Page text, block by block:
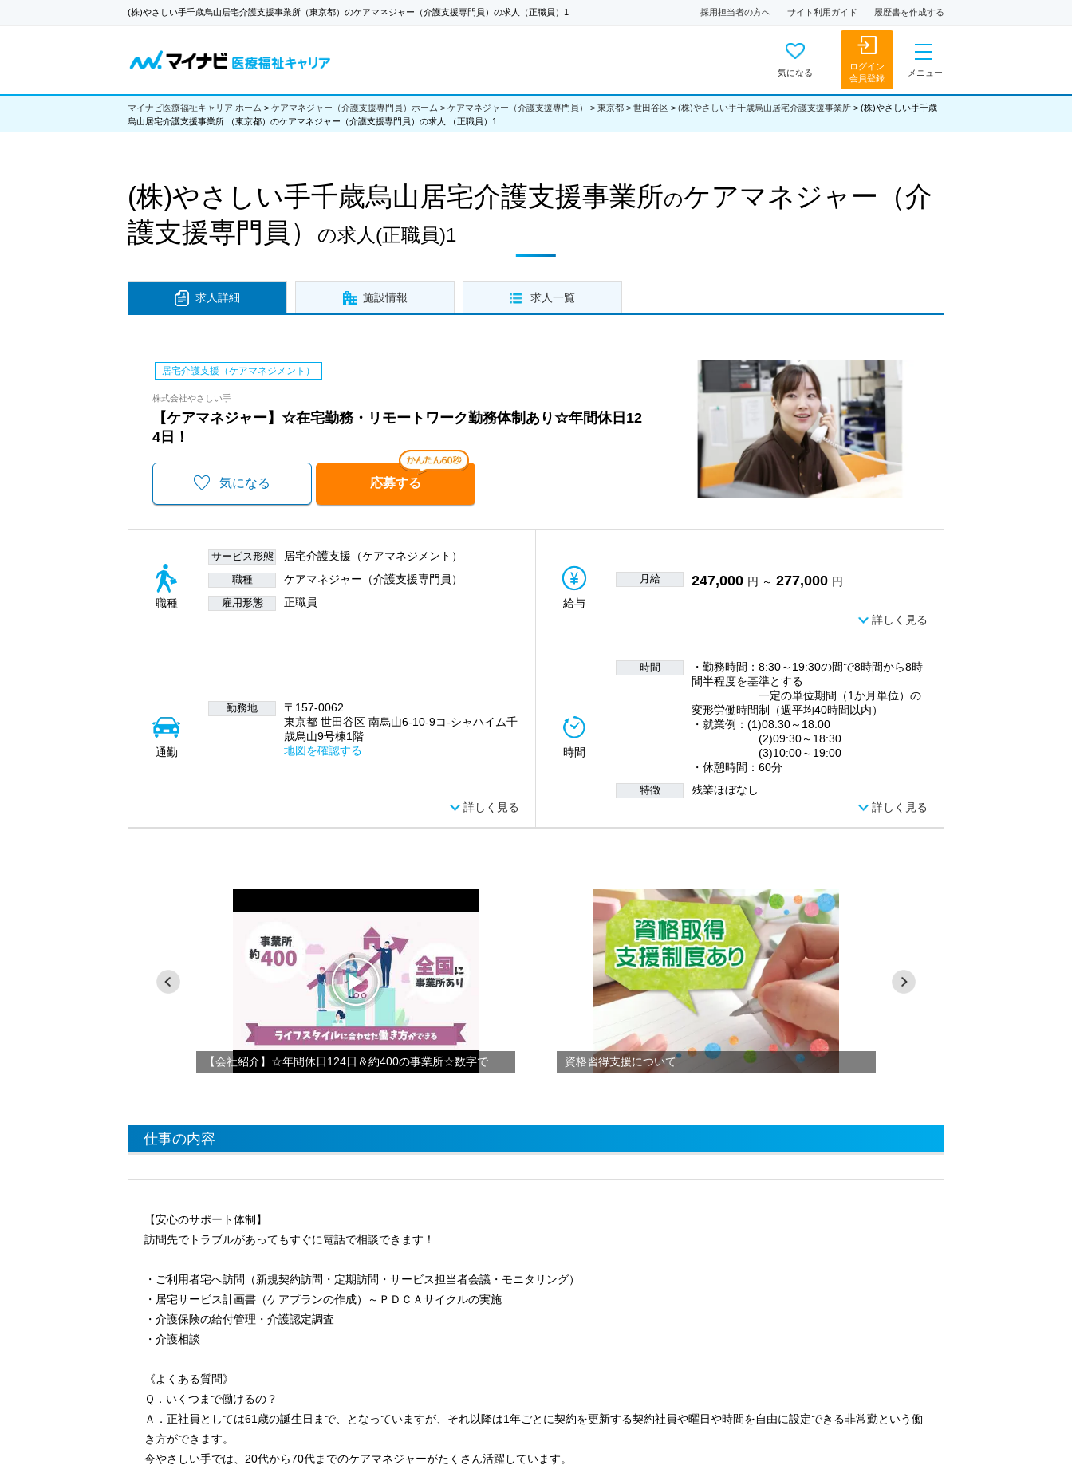
(株)やさしい手千歳烏山居宅介護支援事業所（東京都）のケアマネジャー（介護支援専門員）の求人（正職員）1 採用担当者の方へ サイト利用ガイド 履歴書を作成する
気になる
ログイン
会員登録
メニュー
マイナビ医療福祉キャリア ホーム > ケアマネジャー（介護支援専門員）ホーム > ケアマネジャー（介護支援専門員） > 東京都 > 世田谷区 > (株)やさしい手千歳烏山居宅介護支援事業所 > (株)やさしい手千歳
烏山居宅介護支援事業所 （東京都）のケアマネジャー（介護支援専門員）の求人 （正職員）1
(株)やさしい手千歳烏山居宅介護支援事業所のケアマネジャー（介
護支援専門員）
の求人 (正職員)1
求人詳細 施設情報 求人一覧
居宅介護支援（ケアマネジメント）
株式会社やさしい手
【ケアマネジャー】☆在宅勤務・リモートワーク勤務体制あり☆年間休日12
4日！
気になる 応募する
職種
サービス形態 居宅介護支援（ケアマネジメント）
職種 ケアマネジャー（介護支援専門員）
雇用形態 正職員 給与
月給 247,000 円 ～ 277,000 円
詳しく見る
通勤
勤務地
〒157-0062
東京都 世田谷区 南烏山6-10-9コ-シャハイム千
歳烏山9号棟1階
地図を確認する
詳しく見る
時間
時間
・勤務時間：8:30～19:30の間で8時間から8時
間半程度を基準とする
一定の単位期間（1か月単位）の
変形労働時間制（週平均40時間以内）
・就業例：(1)08:30～18:00
(2)09:30～18:30
(3)10:00～19:00
・休憩時間：60分
特徴 残業ほぼなし
詳しく見る
資格習得支援について
仕事の内容
【安心のサポート体制】
訪問先でトラブルがあってもすぐに電話で相談できます！
・ご利用者宅へ訪問（新規契約訪問・定期訪問・サービス担当者会議・モニタリング）
・居宅サービス計画書（ケアプランの作成）～ＰＤＣＡサイクルの実施
・介護保険の給付管理・介護認定調査
・介護相談
《よくある質問》
Ｑ．いくつまで働けるの？
Ａ．正社員としては61歳の誕生日まで、となっていますが、それ以降は1年ごとに契約を更新する契約社員や曜日や時間を自由に設定できる非常勤という働
き方ができます。
今やさしい手では、20代から70代までのケアマネジャーがたくさん活躍しています。